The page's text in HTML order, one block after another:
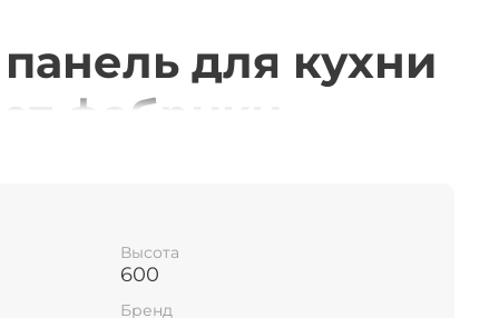
для кухни
фабрики
вашего
Высота
600
Бренд